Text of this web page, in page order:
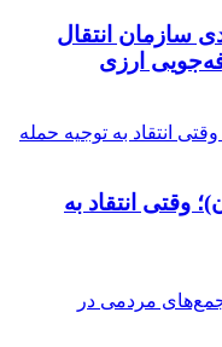
سازمان انتقال
ارزی
وقتی انتقاد به